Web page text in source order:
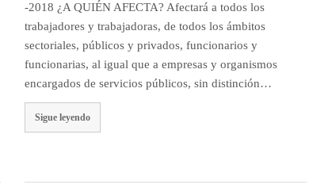
-2018 ¿A QUIÉN AFECTA? Afectará a todos los
trabajadores y trabajadoras, de todos los ámbitos
sectoriales, públicos y privados, funcionarios y
funcionarias, al igual que a empresas y organismos
encargados de servicios públicos, sin distinción…
Sigue leyendo